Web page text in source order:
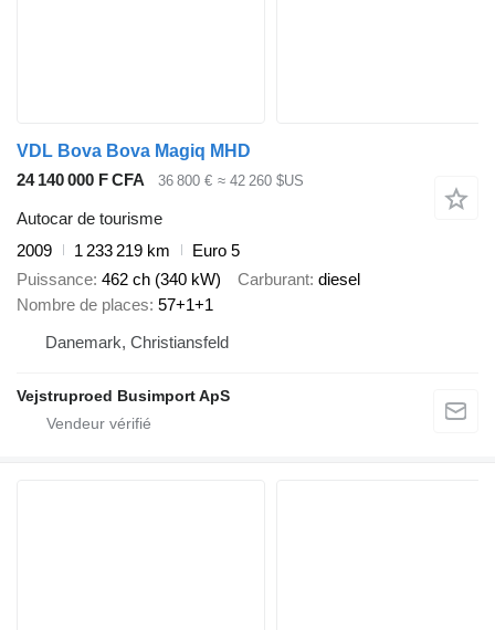
VDL Bova Bova Magiq MHD
24 140 000 F CFA
36 800 € ≈ 42 260 $US
Autocar de tourisme
2009
1 233 219 km
Euro 5
Puissance 462 ch (340 kW) Carburant diesel
Nombre de places 57+1+1
Danemark, Christiansfeld
Vejstruproed Busimport ApS